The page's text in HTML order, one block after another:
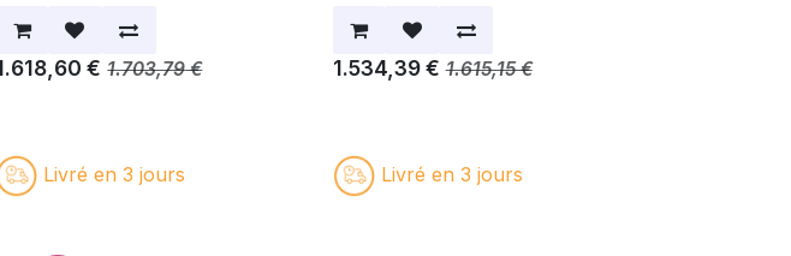
€ 1.703,79€
Livré en 3 jours
1.534,39€ 1.615,15€
Livré en 3 jours